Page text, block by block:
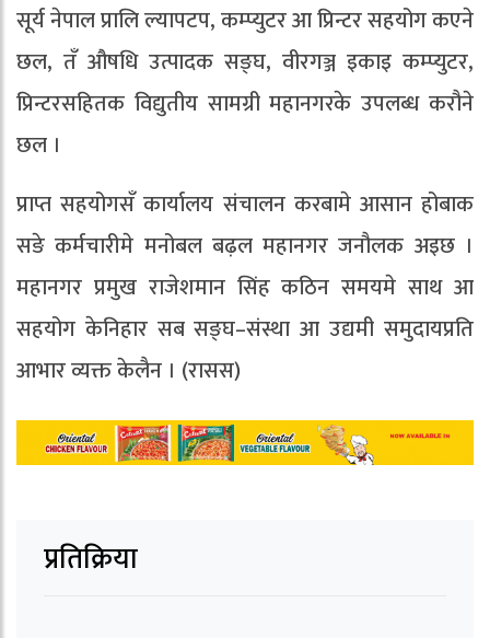
सूर्य नेपाल प्रालि ल्यापटप, कम्प्युटर आ प्रिन्टर सहयोग कएने
छल, तँ औषधि उत्पादक सङ्घ, वीरगञ्ज इकाइ कम्प्युटर,
प्रिन्टरसहितक विद्युतीय सामग्री महानगरके उपलब्ध करौने
छल ।
प्राप्त सहयोगसँ कार्यालय संचालन करबामे आसान होबाक
सङे कर्मचारीमे मनोबल बढ़ल महानगर जनौलक अइछ ।
महानगर प्रमुख राजेशमान सिंह कठिन समयमे साथ आ
सहयोग केनिहार सब सङ्घ–संस्था आ उद्यमी समुदायप्रति
आभार व्यक्त केलैन । (रासस)
प्रतिक्रिया